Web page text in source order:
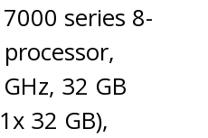
series 8-
32 GB
32 GB),